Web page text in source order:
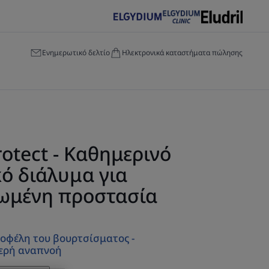
Ενημερωτικό δελτίο Ηλεκτρονικά καταστήματα πώλησης
- Καθημερινό
διάλυμα για
προστασία
του βουρτσίσματος -
αναπνοή